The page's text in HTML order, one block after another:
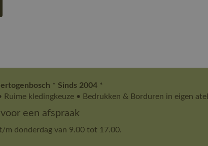
* Sinds 2004 *
kledingkeuze • Bedrukken & Borduren in eigen
een afspraak
m donderdag van 9.00 tot 17.00.